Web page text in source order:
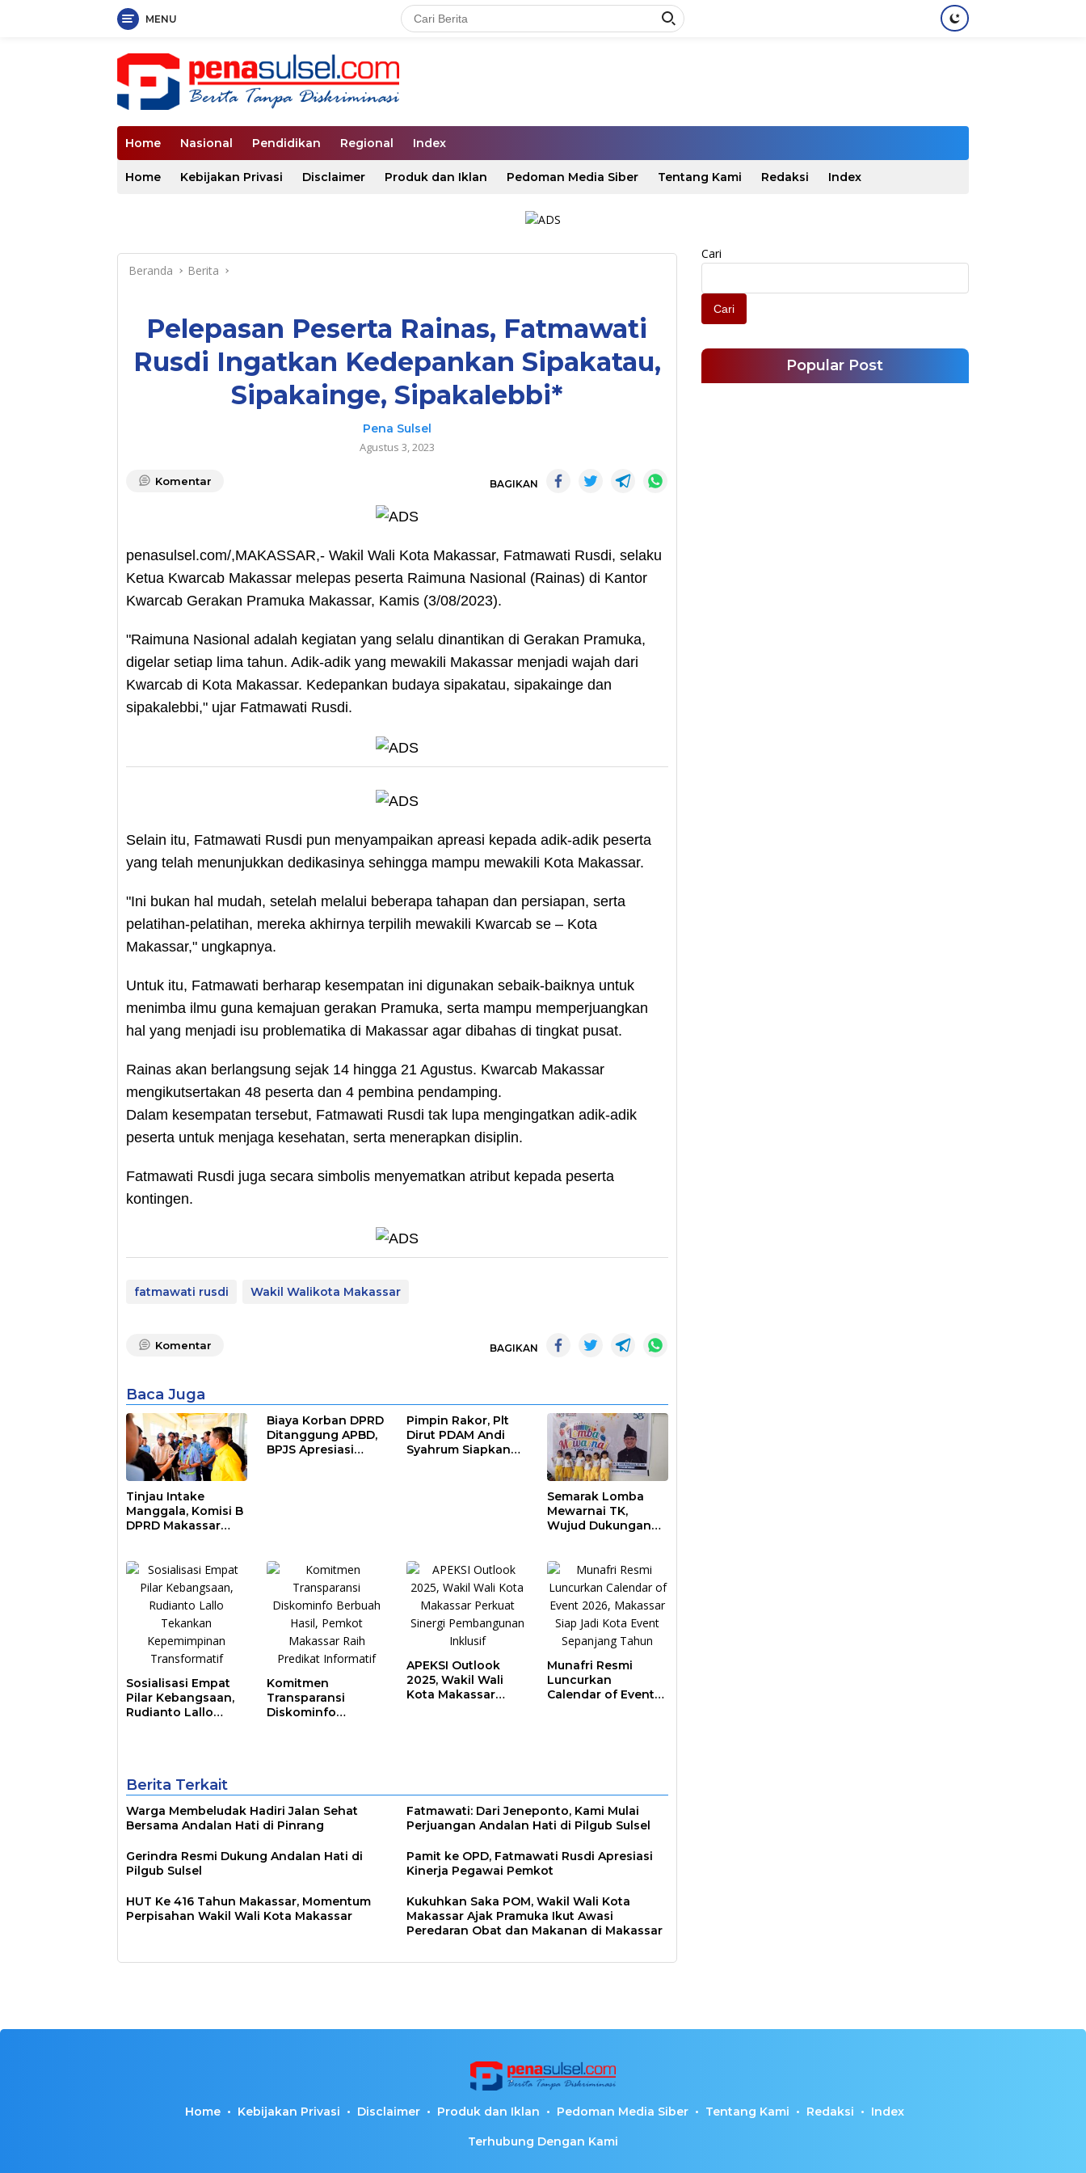
MENU
Home Nasional Pendidikan Regional Index
Home Kebijakan Privasi Disclaimer Produk dan Iklan Pedoman Media Siber Tentang Kami Redaksi Index
Beranda Berita
Pelepasan Peserta Rainas, Fatmawati
Rusdi Ingatkan Kedepankan Sipakatau,
Sipakainge, Sipakalebbi*
Pena Sulsel
Agustus 3, 2023
Komentar BAGIKAN
penasulsel.com/,MAKASSAR,- Wakil Wali Kota Makassar, Fatmawati Rusdi, selaku
Ketua Kwarcab Makassar melepas peserta Raimuna Nasional (Rainas) di Kantor
Kwarcab Gerakan Pramuka Makassar, Kamis (3/08/2023).
"Raimuna Nasional adalah kegiatan yang selalu dinantikan di Gerakan Pramuka,
digelar setiap lima tahun. Adik-adik yang mewakili Makassar menjadi wajah dari
Kwarcab di Kota Makassar. Kedepankan budaya sipakatau, sipakainge dan
sipakalebbi," ujar Fatmawati Rusdi.
Selain itu, Fatmawati Rusdi pun menyampaikan apreasi kepada adik-adik peserta
yang telah menunjukkan dedikasinya sehingga mampu mewakili Kota Makassar.
"Ini bukan hal mudah, setelah melalui beberapa tahapan dan persiapan, serta
pelatihan-pelatihan, mereka akhirnya terpilih mewakili Kwarcab se – Kota
Makassar," ungkapnya.
Untuk itu, Fatmawati berharap kesempatan ini digunakan sebaik-baiknya untuk
menimba ilmu guna kemajuan gerakan Pramuka, serta mampu memperjuangkan
hal yang menjadi isu problematika di Makassar agar dibahas di tingkat pusat.
Rainas akan berlangsung sejak 14 hingga 21 Agustus. Kwarcab Makassar
mengikutsertakan 48 peserta dan 4 pembina pendamping.
Dalam kesempatan tersebut, Fatmawati Rusdi tak lupa mengingatkan adik-adik
peserta untuk menjaga kesehatan, serta menerapkan disiplin.
Fatmawati Rusdi juga secara simbolis menyematkan atribut kepada peserta
kontingen.
fatmawati rusdi Wakil Walikota Makassar
Komentar BAGIKAN
Baca Juga
Tinjau Intake
Manggala, Komisi B
DPRD Makassar
Biaya Korban DPRD
Ditanggung APBD,
BPJS Apresiasi
Pimpin Rakor, Plt
Dirut PDAM Andi
Syahrum Siapkan
Semarak Lomba
Mewarnai TK,
Wujud Dukungan
Sosialisasi Empat
Pilar Kebangsaan,
Rudianto Lallo
Komitmen
Transparansi
Diskominfo
APEKSI Outlook
2025, Wakil Wali
Kota Makassar
Munafri Resmi
Luncurkan
Calendar of Event
Berita Terkait
Warga Membeludak Hadiri Jalan Sehat
Bersama Andalan Hati di Pinrang
Fatmawati: Dari Jeneponto, Kami Mulai
Perjuangan Andalan Hati di Pilgub Sulsel
Gerindra Resmi Dukung Andalan Hati di
Pilgub Sulsel
Pamit ke OPD, Fatmawati Rusdi Apresiasi
Kinerja Pegawai Pemkot
HUT Ke 416 Tahun Makassar, Momentum
Perpisahan Wakil Wali Kota Makassar
Kukuhkan Saka POM, Wakil Wali Kota
Makassar Ajak Pramuka Ikut Awasi
Peredaran Obat dan Makanan di Makassar
Cari
Cari
Popular Post
Home Kebijakan Privasi Disclaimer Produk dan Iklan Pedoman Media Siber Tentang Kami Redaksi Index
Terhubung Dengan Kami